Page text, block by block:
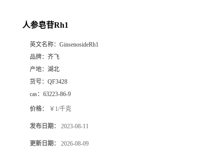
人参皂苷Rh1
英文名称： GinsenosideRh1
品牌： 齐飞
产地： 湖北
货号： QF3428
cas： 63223-86-9
价格： ￥1/千克
发布日期： 2023-08-11
更新日期： 2026-08-09